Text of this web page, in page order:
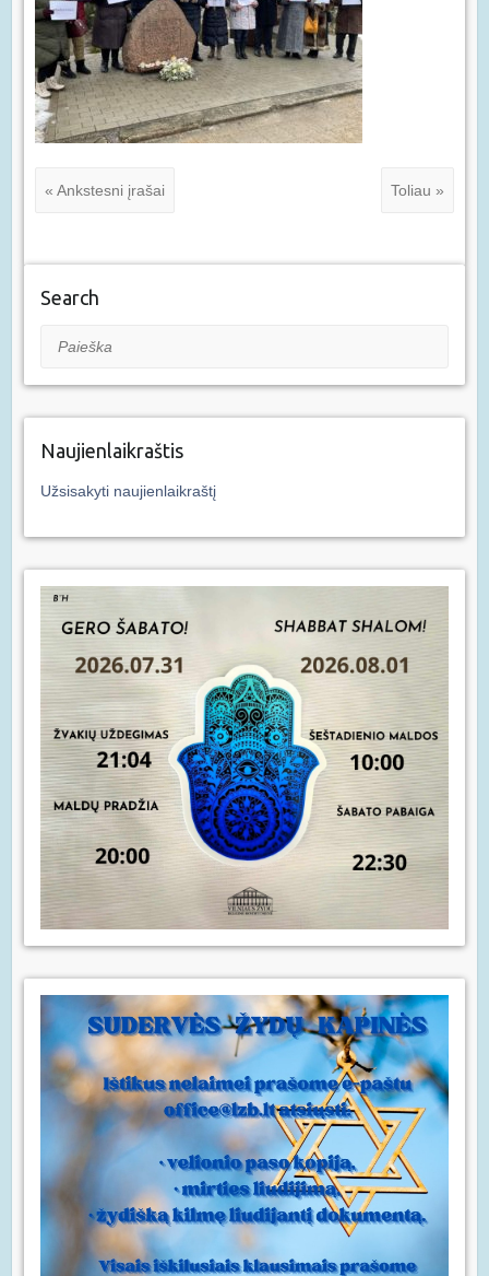
« Ankstesni įrašai Toliau »
Search
Paieška
Naujienlaikraštis
Užsisakyti naujienlaikraštį